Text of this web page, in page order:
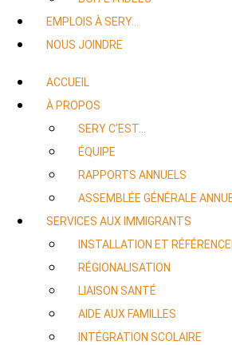
EMPLOIS À SERY…
NOUS JOINDRE
ACCUEIL
À PROPOS
SERY C’EST…
ÉQUIPE
RAPPORTS ANNUELS
ASSEMBLÉE GÉNÉRALE
SERVICES AUX IMMIGRANTS
INSTALLATION ET
RÉGIONALISATION
LIAISON SANTÉ
AIDE AUX FAMILLES
INTÉGRATION SCOLAIRE